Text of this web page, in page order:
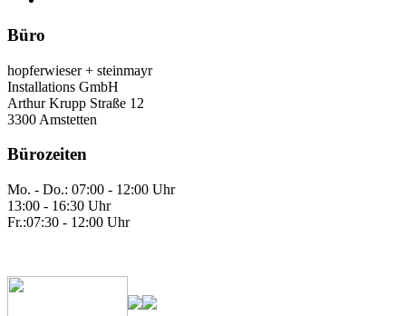
Büro
hopferwieser + steinmayr
Installations GmbH
Arthur Krupp Straße 12
3300 Amstetten
Bürozeiten
Mo. - Do.: 07:00 - 12:00 Uhr
13:00 - 16:30 Uhr
Fr.:07:30 - 12:00 Uhr